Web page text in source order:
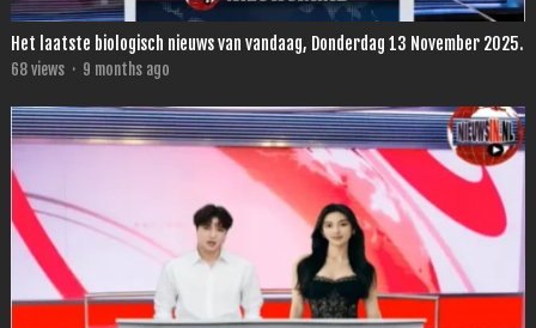
Het laatste biologisch nieuws van vandaag, Donderdag 13 November 2025.
68views · 9 months ago